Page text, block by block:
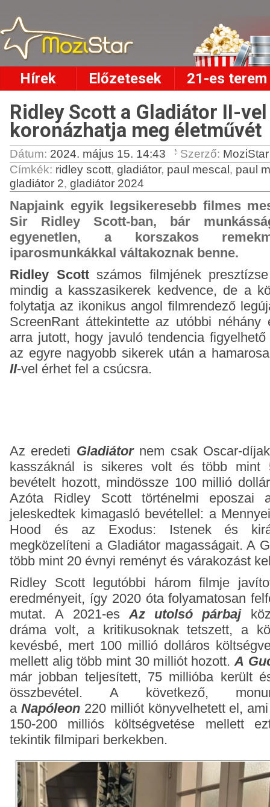
Hírek Előzetesek 21-es terem
Ridley Scott a Gladiátor II-vel
koronázhatja meg életművét
Dátum: 2024. május 15. 14:43 Szerző:
Címkék: ridley scott, gladiátor, paul mescal , paul
gladiátor 2, gladiátor 2024
Napjaink egyik legsikeresebb filmes
Sir Ridley Scott-ban, bár
egyenetlen, a korszakos
iparosmunkákkal váltakoznak benne.
Ridley Scottszámos filmjének
mindig a kasszasikerek kedvence, de a
folytatja az ikonikus angol filmrendező
ScreenRant áttekintette az utóbbi néhány
arra jutott, hogy javuló tendencia
az egyre nagyobb sikerek után a
II-vel érhet fel a csúcsra.
Az eredeti Gladiátornem csak Oscar-
kasszáknál is sikeres volt és több mint
bevételt hozott, mindössze 100 millió
Azóta Ridley Scott történelmi eposzai
jeleskedtek kimagasló bevétellel: a
Hood és az Exodus: Istenek és
megközelíteni a Gladiátor magasságait. A
több mint 20 évnyi reményt és várakozást
Ridley Scott legutóbbi három filmje
eredményeit, így 2020 óta folyamatosan
mutat.A 2021-esAz utolsó párbaj
dráma volt, a kritikusoknak tetszett, a
kevésbé, mert 100 millió dolláros
mellett alig több mint 30 milliót hozott.A
már jobban teljesített, 75 millióba került
összbevétel. A következő,
a Napóleon220 milliót könyvelhetett el,
150-200 milliós költségvetése mellett
tekintik filmipari berkekben.